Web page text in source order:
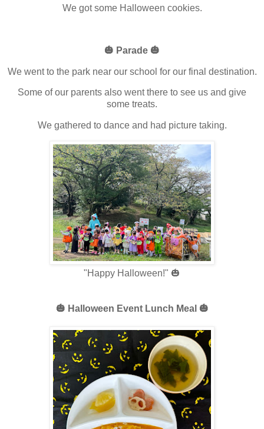
We got some Halloween cookies.
🎃 Parade 🎃
We went to the park near our school for our final destination.
Some of our parents also went there to see us and give
some treats.
We gathered to dance and had picture taking.
"Happy Halloween!" 🎃
🎃 Halloween Event Lunch Meal 🎃